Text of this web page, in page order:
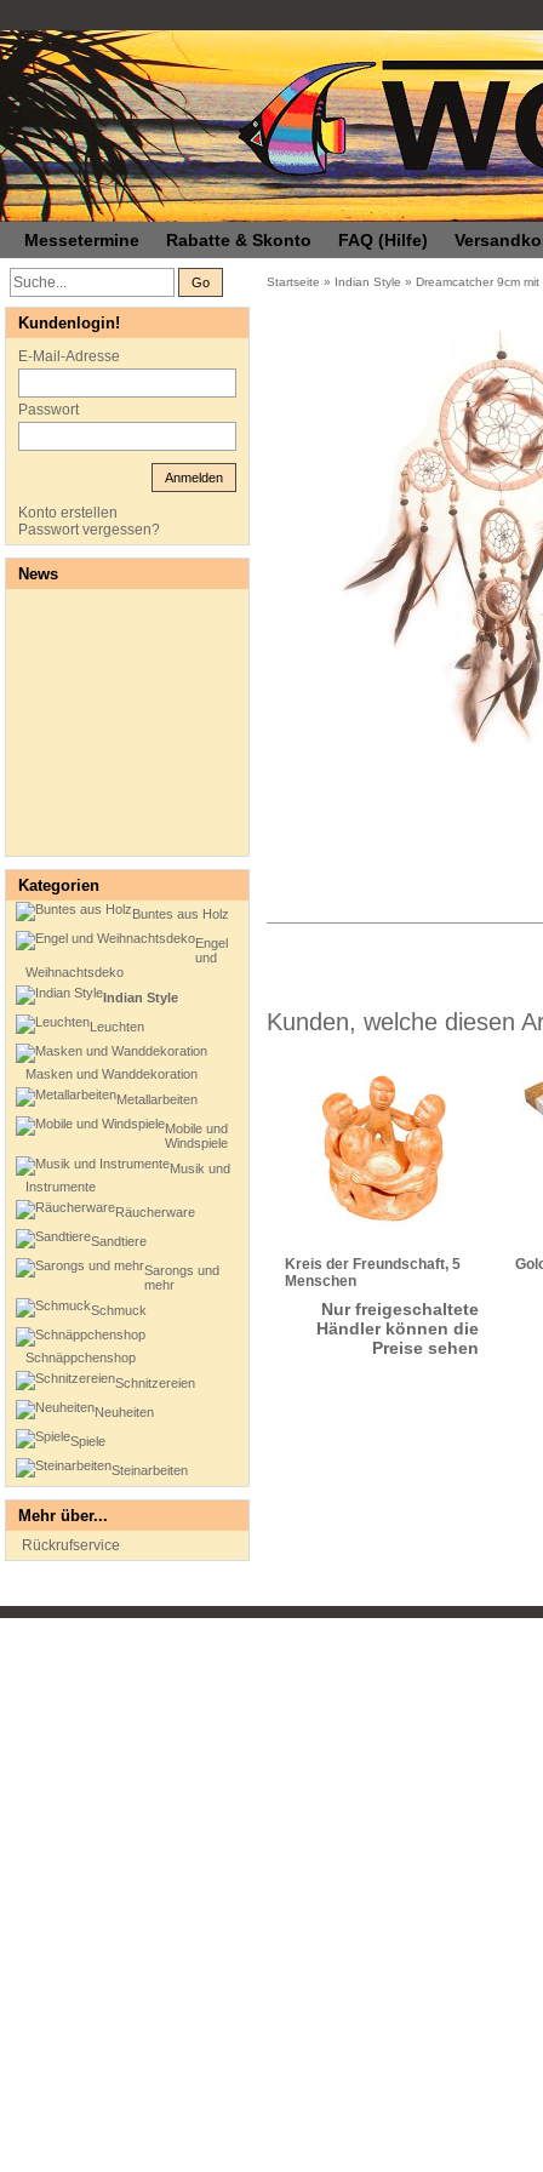
Messetermine Rabatte & Skonto FAQ (Hilfe)
Go Startseite » Indian Style » Dreamcatcher 9cm
Kunden, welche diesen
Kreis der Freundschaft, 5
Menschen
Nur freigeschaltete
Händler können die
Preise sehen
Kundenlogin!
E-Mail-Adresse
Passwort
Anmelden
Konto erstellen
Passwort vergessen?
News
Kategorien
Buntes aus Holz
Engel
und
Weihnachtsdeko
Indian Style
Leuchten
Masken und Wanddekoration
Metallarbeiten
Mobile und
Windspiele
Musik und
Instrumente
Räucherware
Sandtiere
Sarongs und
mehr
Schmuck
Schnäppchenshop
Schnitzereien
Neuheiten
Spiele
Steinarbeiten
Mehr über...
Rückrufservice